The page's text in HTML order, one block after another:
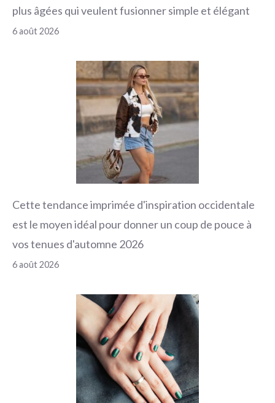
plus âgées qui veulent fusionner simple et élégant
6 août 2026
Cette tendance imprimée d'inspiration occidentale
est le moyen idéal pour donner un coup de pouce à
vos tenues d'automne 2026
6 août 2026